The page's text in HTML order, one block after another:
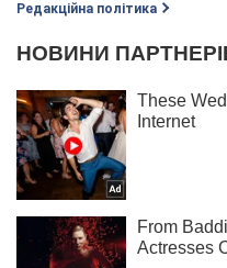
Редакційна політика